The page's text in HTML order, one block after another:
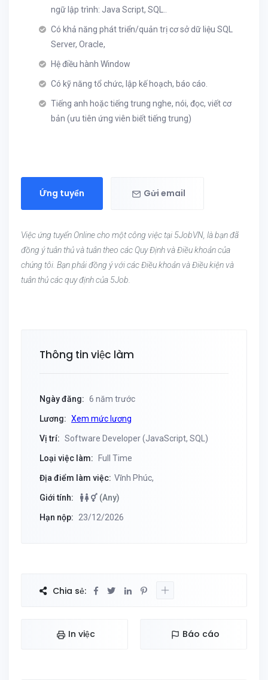
ngữ lập trình: Java Script, SQL..
Có khả năng phát triển/quản trị cơ sở dữ liệu SQL
Server, Oracle,
Hệ điều hành Window
Có kỹ năng tổ chức, lập kế hoạch, báo cáo.
Tiếng anh hoặc tiếng trung nghe, nói, đọc, viết cơ
bản (ưu tiên ứng viên biết tiếng trung)
Ứng tuyển Gửi email
Việc ứng tuyển Online cho một công việc tại 5JobVN, là bạn đã
đồng ý tuân thủ và tuân theo các Quy Định và Điều khoản của
chúng tôi. Bạn phải đồng ý với các Điều khoản và Điều kiện và
tuân thủ các quy định của 5Job.
Thông tin việc làm
Ngày đăng: 6 năm trước
Lương: Xem mức lương
Vị trí: Software Developer (JavaScript, SQL)
Loại việc làm: Full Time
Địa điểm làm việc: Vĩnh Phúc,
Giới tính: (Any)
Hạn nộp: 23/12/2026
Chia sẻ:
In việc Báo cáo